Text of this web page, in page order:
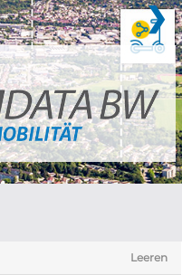
❯
Leeren